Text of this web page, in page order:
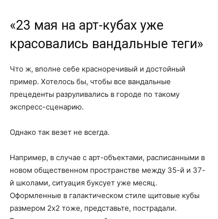
«23 мая на арт-кубах уже
красовались вандальные теги»
Что ж, вполне себе красноречивый и достойный
пример. Хотелось бы, чтобы все вандальные
прецеденты разруливались в городе по такому
экспресс-сценарию.
Однако так везет не всегда.
Например, в случае с арт-объектами, расписанными в
новом общественном пространстве между 35-й и 37-
й школами, ситуация буксует уже месяц.
Оформленные в галактическом стиле щитовые кубы
размером 2х2 тоже, представьте, пострадали.